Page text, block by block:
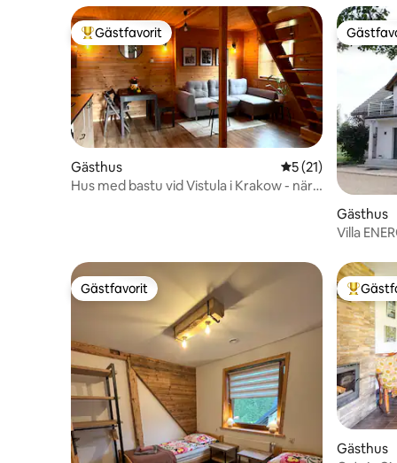
Populär gästfavorit
Gästfavorit
Gästhus 5 av 5 i
5 (21)
Hus med bastu vid Vistula i Krakow - nära
Gästhus
Villa
Gästfavorit
Gästfavorit
Gästhus